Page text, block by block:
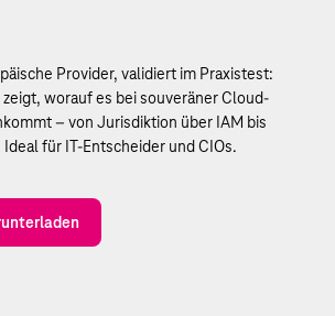
Provider, validiert im Praxistest:
worauf es bei souveräner Cloud-
– von Jurisdiktion über IAM bis
für IT-Entscheider und CIOs.